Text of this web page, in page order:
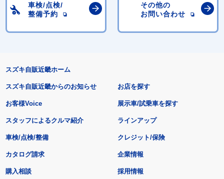
車検/点検/
整備予約
その他の
お問い合わせ
スズキ自販近畿ホーム
スズキ自販近畿からのお知らせ
お客様Voice
スタッフによるクルマ紹介
お店を探す
展示車/試乗車を探す
ラインアップ
車検/点検/整備 クレジット/保険
カタログ請求
購入相談
企業情報
採用情報